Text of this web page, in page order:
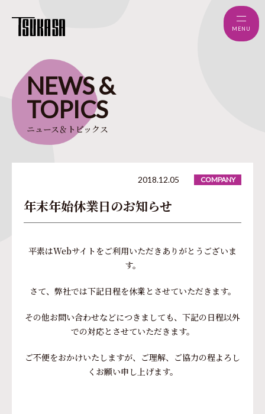
MENU
NEWS&
TOPICS
ニュース＆トピックス
年末年始休業日のお知らせ
2018.12.05 COMPANY
平素はWebサイトをご利用いただきありがとうございま
す。
さて、弊社では下記日程を休業とさせていただきます。
その他お問い合わせなどにつきましても、下記の日程以外
での対応とさせていただきます。
ご不便をおかけいたしますが、ご理解、ご協力の程よろし
くお願い申し上げます。